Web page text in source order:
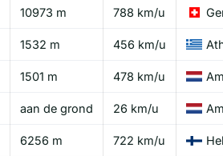
10973 m 788 km/u
1532 m 456 km/u
1501 m 478 km/u
aan de grond 26 km/u
6256 m 722 km/u